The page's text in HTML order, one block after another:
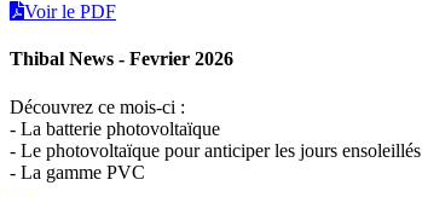
Voir le PDF
Thibal News - Fevrier 2026
Découvrez ce mois-ci :
- La batterie photovoltaïque
- Le photovoltaïque pour anticiper les jours ensoleillés
- La gamme PVC